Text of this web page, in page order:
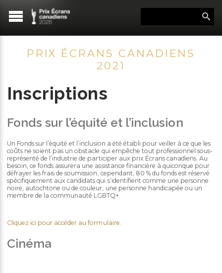
PRIX ÉCRANS CANADIENS
2021
Inscriptions
Fonds sur l’équité et l’inclusion
Un Fonds sur l’équité et l’inclusion a été établi pour veiller à ce que les
coûts ne soient pas un obstacle qui empêche tout professionnel sous-
représenté de l’industrie de participer aux prix Écrans canadiens. Au
besoin, ce fonds assurera une assistance financière à quiconque pour
défrayer les frais de soumission, cependant, 80 % du fonds est réservé
spécifiquement aux candidats qui s’identifient comme une personne
noire, autochtone ou de couleur, une personne handicapée ou un
membre de la communauté LGBTQ+.
Cliquez ici pour accéder au formulaire.
Cinéma